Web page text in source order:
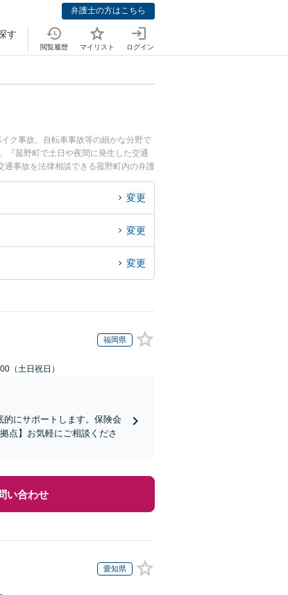
弁護士の方はこちら
す
閲覧履歴 マイリスト ログイン
ク事故、自転車事故等の細かな分野で
『菰野町で土日や夜間に発生した交通
事故を法律相談できる菰野町内の弁護
変更
変更
変更
福岡県
（土日祝日）
的にサポートします。保険会
点】お気軽にご相談くださ
い合わせ
愛知県